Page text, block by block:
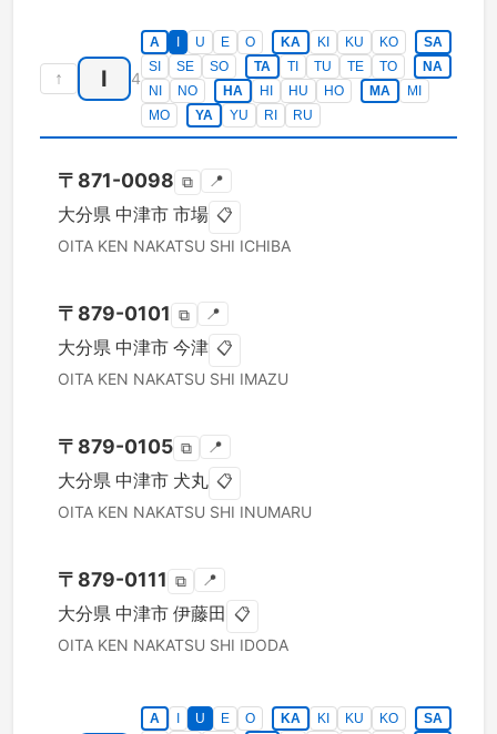
↑ I 4
A U E O KA KI KU KO
SA
SI
SE SO TA TI TU TE TO
NA
NI
NO HA HI HU HO MA
MI
MO
YA YU RI RU
〒 871-0098 ⧉ 📍
大分県 中津市 市場 📋
OITA KEN NAKATSU SHI ICHIBA
〒 879-0101 ⧉ 📍
大分県 中津市 今津 📋
OITA KEN NAKATSU SHI IMAZU
〒 879-0105 ⧉ 📍
大分県 中津市 犬丸 📋
OITA KEN NAKATSU SHI INUMARU
〒 879-0111 ⧉ 📍
大分県 中津市 伊藤田 📋
OITA KEN NAKATSU SHI IDODA
A U E O KA KI KU KO
SA